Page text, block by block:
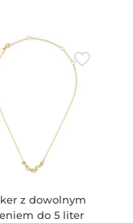
z dowolnym
do 5 liter